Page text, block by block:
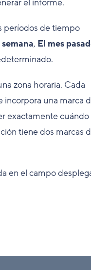
el informe.
períodos de tiempo
, El mes
zona horaria. Cada
incorpora una marca
exactamente cuándo
tiene dos marcas
en el campo